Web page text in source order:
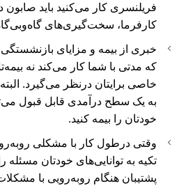
فریلنسری کار می‌کنید باید صابون
کارفرما، سخت‌گیری‌های
خبری از بیمه و مزایای
که مدتی با شما کار می‌کند نه
خاصی برایتان درنظر می‌گیرد.
به یک سطح درآمدی قابل قبول
خودتان را بیمه کنید.
وقتی درطول کار با مشکلی
تکیه به توانایی‌های خودتان مسئله
پشتیبان هنگام روبه‌رویی با